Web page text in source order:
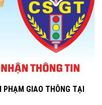
PHẠM GIAO THÔNG TẠI